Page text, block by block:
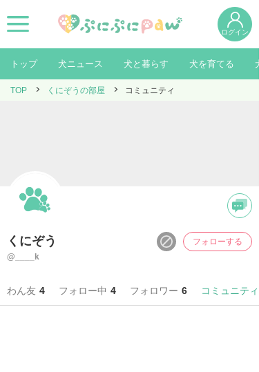
ログイン
トップ 犬ニュース 犬と暮らす 犬を育てる
TOP くにぞうの部屋 コミュニティ
くにぞう
@____k
フォローする
わん友 4 フォロー中 4 フォロワー 6 コミュニティ